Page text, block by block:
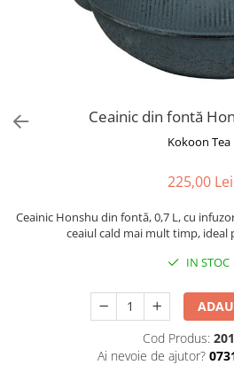
Ceainic din fontă
Kokoon Tea
225,00 Lei
Ceainic Honshu din fontă, 0,7 L, cu
ceaiul cald mai mult timp, ideal
IN STOC
Cod Produs:
Ai nevoie de ajutor?